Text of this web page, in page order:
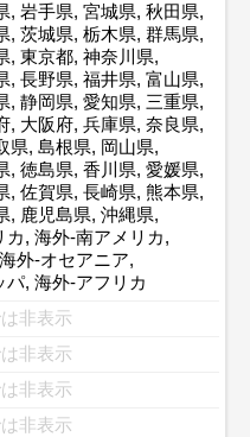
, 岩手県, 宮城県, 秋田県,
, 茨城県, 栃木県, 群馬県,
, 東京都, 神奈川県,
, 長野県, 福井県, 富山県,
, 静岡県, 愛知県, 三重県,
, 大阪府, 兵庫県, 奈良県,
県, 島根県, 岡山県,
, 徳島県, 香川県, 愛媛県,
, 佐賀県, 長崎県, 熊本県,
, 鹿児島県, 沖縄県,
カ, 海外-南アメリカ,
海外-オセアニア,
パ, 海外-アフリカ
非表示
非表示
非表示
非表示